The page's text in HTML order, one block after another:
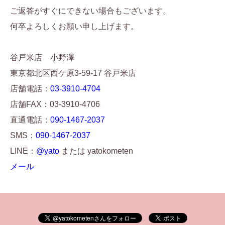
ご返答がすぐにできない場合もございます。
何卒よろしくお願い申し上げます。
谷戸米店 小野澤
東京都北区西ケ原3-59-17 谷戸米店
店舗電話： 03-3910-4704
店舗FAX：03-3910-4706
直通電話： 090-1467-2037
SMS： 090-1467-2037
LINE： @yato または yatokometen
メール